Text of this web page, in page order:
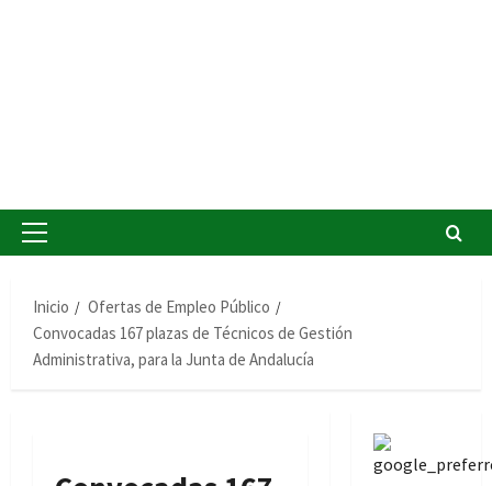
Menú
Inicio
Ofertas de Empleo Público
Convocadas 167 plazas de Técnicos de Gestión
Administrativa, para la Junta de Andalucía